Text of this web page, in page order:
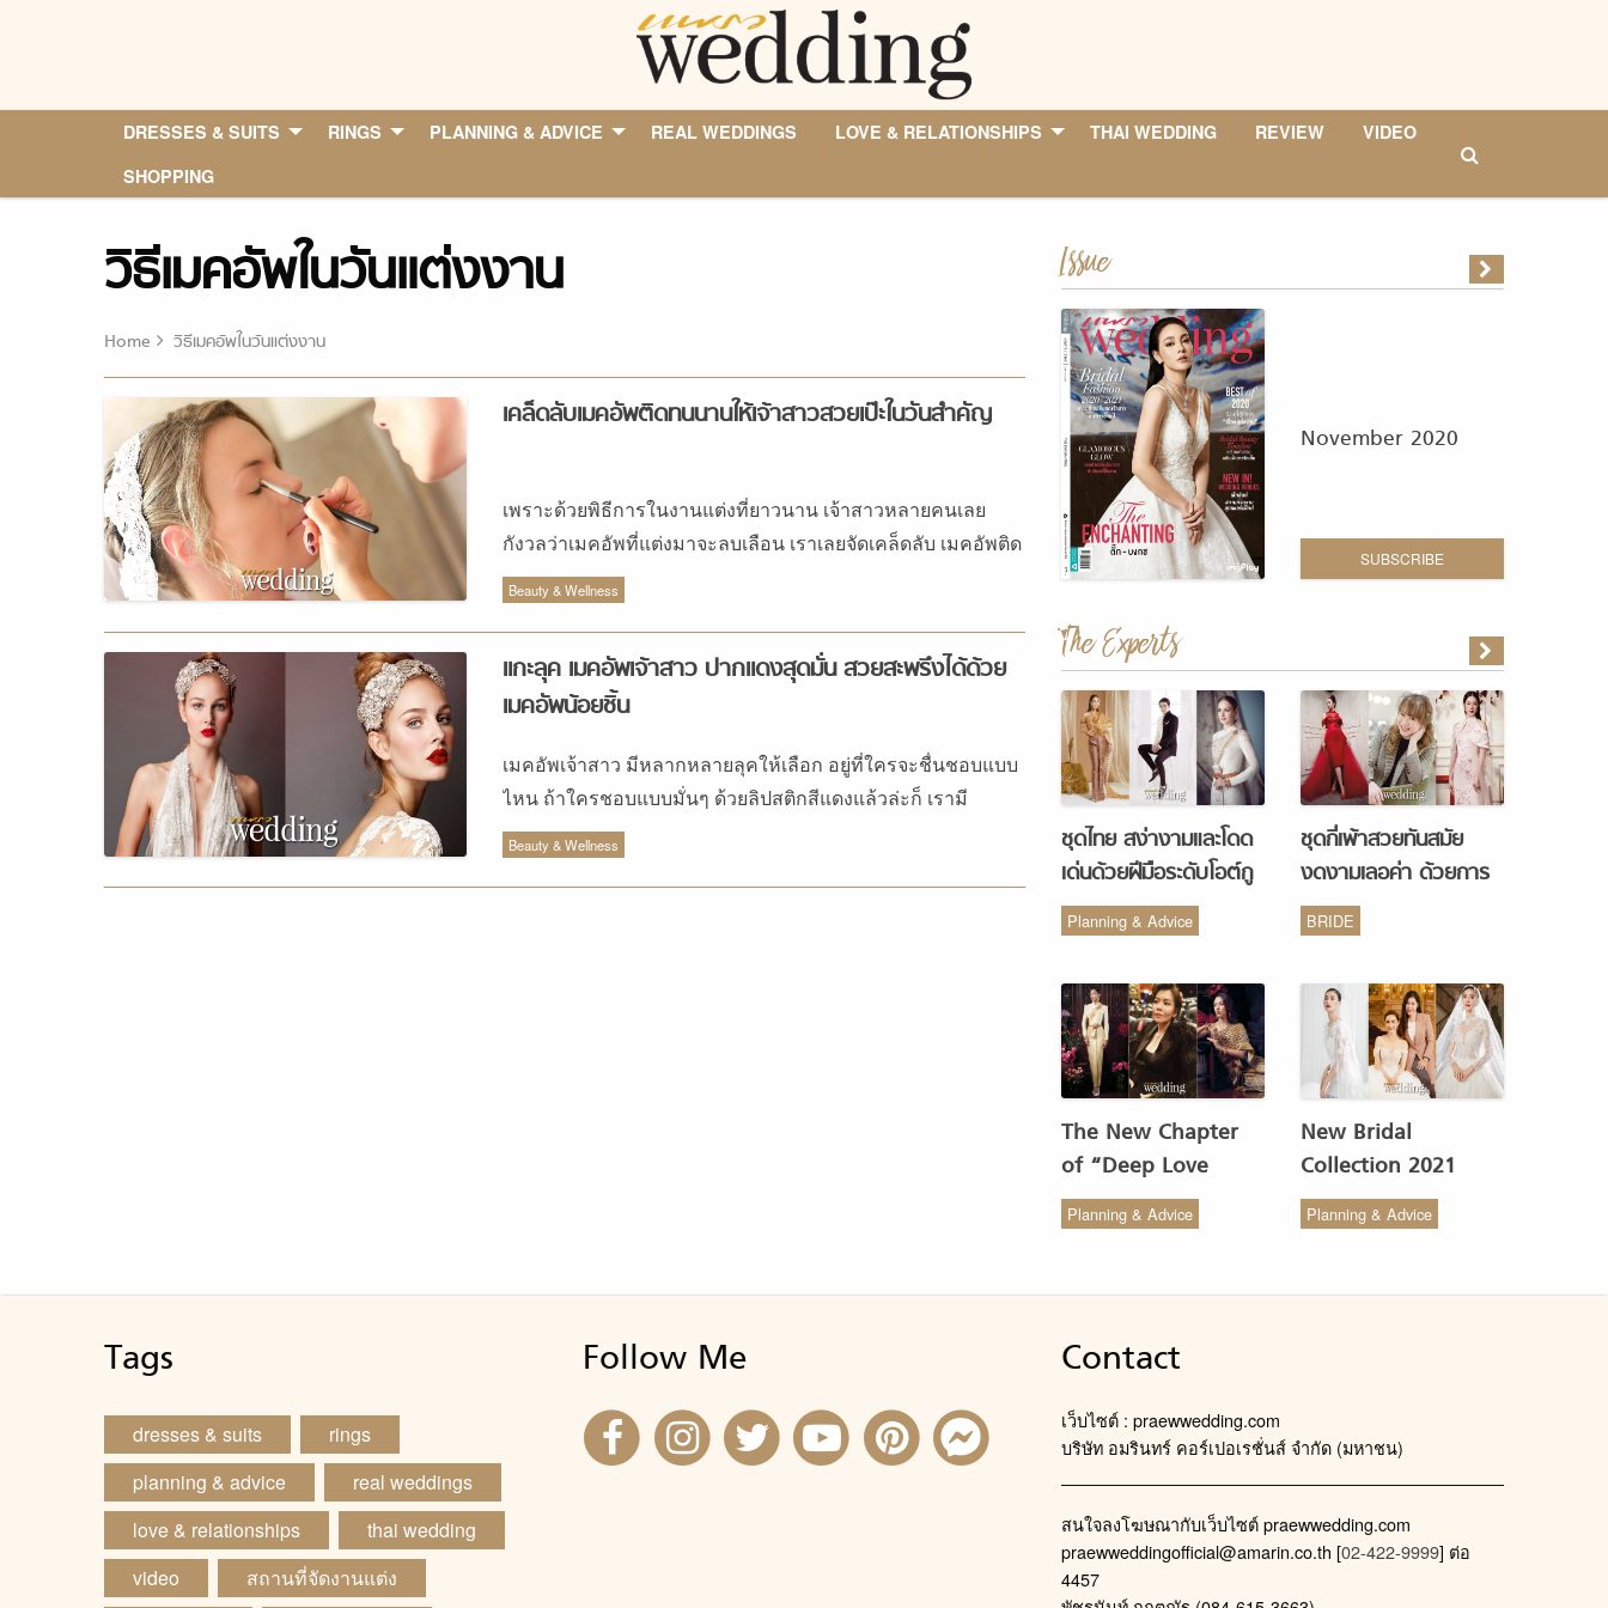
DRESSES & SUITS RINGS PLANNING & ADVICE REAL WEDDINGS LOVE & RELATIONSHIPS THAI WEDDING REVIEW
VIDEO
SHOPPING
วิธีเมคอัพในวันแต่งงาน
Home วิธีเมคอัพในวันแต่งงาน
เคล็ดลับเมคอัพติดทนนานให้เจ้าสาวสวยเป๊ะในวันสำคัญ
เพราะด้วยพิธีการในงานแต่งที่ยาวนาน เจ้าสาวหลายคนเลย
กังวลว่าเมคอัพที่แต่งมาจะลบเลือน เราเลยจัดเคล็ดลับ เมคอัพติด
ทนนาน มาให้รับรองว่าสวยเป๊ะยันงานเลิกชัวร์
Beauty & Wellness
แกะลุค เมคอัพเจ้าสาว ปากแดงสุดมั่น สวยสะพรึงได้ด้วย
เมคอัพน้อยชิ้น
เมคอัพเจ้าสาว มีหลากหลายลุคให้เลือก อยู่ที่ใครจะชื่นชอบแบบ
ไหน ถ้าใครชอบแบบมั่นๆ ด้วยลิปสติกสีแดงแล้วล่ะก็ เรามี
ผลิตภัณฑ์มาแนะนำค่ะ Yves Rocher Pure Light Moisturizing
Nude Foundation (699.-) รองพื้นเนื้อสัมผัสบางเบาอำพรางผิว
Beauty & Wellness
Issue
November 2020
SUBSCRIBE
The Experts
ชุดไทย สง่างามและโดด
เด่นด้วยฝีมือระดับโอต์กู
ตูร์ จากห้องเสื้อ Vanus
Couture
Planning & Advice
ชุดกี่เพ้าสวยทันสมัย
งดงามเลอค่า ด้วยการ
รังสรรค์จากห้องเสื้อ
Monique Wedding
BRIDE
The New Chapter
of “Deep Love
Wedding Studio” :
รังสรรค์ผ้าทอของไทยให้
Planning & Advice
New Bridal
Collection 2021
from COCO CHIC
สวย เรียบง่าย สไตล์มินิ
Planning & Advice
Tags
dresses & suits
rings
planning & advice
real weddings
love & relationships
thai wedding
video
สถานที่จัดงานแต่ง
Follow Me Contact
เว็บไซต์ : praewwedding.com
บริษัท อมรินทร์ คอร์เปอเรชั่นส์ จำกัด (มหาชน)
สนใจลงโฆษณากับเว็บไซต์ praewwedding.com
praewweddingofficial@amarin.co.th [02-422-9999] ต่อ
4457